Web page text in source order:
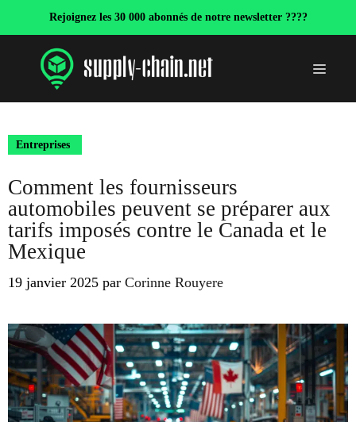
Rejoignez les 30 000 abonnés de notre newsletter ????
Menu
Entreprises
Comment les fournisseurs
automobiles peuvent se préparer aux
tarifs imposés contre le Canada et le
Mexique
19 janvier 2025 par Corinne Rouyere